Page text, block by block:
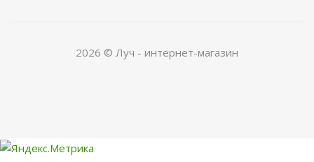
2026 © Луч - интернет-магазин